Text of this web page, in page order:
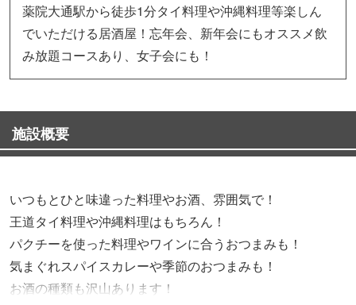
薬院大通駅から徒歩1分タイ料理や沖縄料理等楽しん
でいただける居酒屋！忘年会、新年会にもオススメ飲
み放題コースあり、女子会にも！
施設概要
いつもとひと味違った料理やお酒、雰囲気で！
王道タイ料理や沖縄料理はもちろん！
パクチーを使った料理やワインに合うおつまみも！
気まぐれスパイスカレーや季節のおつまみも！
お酒の種類も沢山あります！